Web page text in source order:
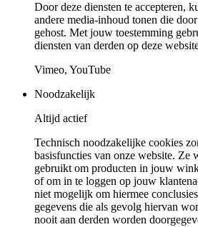
Door deze diensten te accepteren,
andere media-inhoud tonen die
gehost. Met jouw toestemming
diensten van derden op deze
Vimeo, YouTube
Noodzakelijk
Altijd actief
Technisch noodzakelijke cookies
basisfuncties van onze website. Ze
gebruikt om producten in jouw
of om in te loggen op jouw
niet mogelijk om hiermee
gegevens die als gevolg hiervan
nooit aan derden worden